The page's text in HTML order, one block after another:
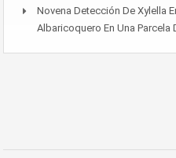
Novena Detección De Xylella
Albaricoquero En Una Parcela